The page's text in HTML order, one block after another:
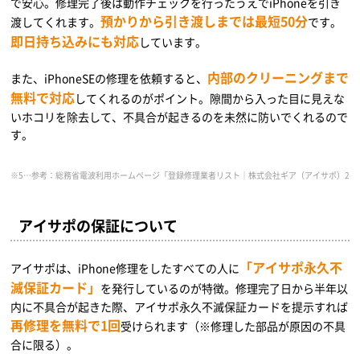
渡してくれます。預かりから引き渡しまでは最短50分です。
即日持ち込みにも対応しています。
また、iPhoneSEの修理を依頼すると、 内部のクリーニングまで
無料で対応してくれるのがポイント。隙間から入った目に見えな
いホコリを除去して、不具合が起きるのを未然に防いでくれるので
す。
※5…参考：総務省電波利用ホームページ「登録修理業者リスト｜株式会社ギア（アイサポ
アイサポの保証について
アイサポは、iPhone修理をしたすべての人に 「アイサポ永久不
滅保証カード」 を発行しているのが特徴。修理完了日から半年以
内に不具合が起きた際、アイサポ永久不滅保証カードを提示すれば
再修理を無料で1回受けられます（※修理した部品が原因の不具
合に限る）。